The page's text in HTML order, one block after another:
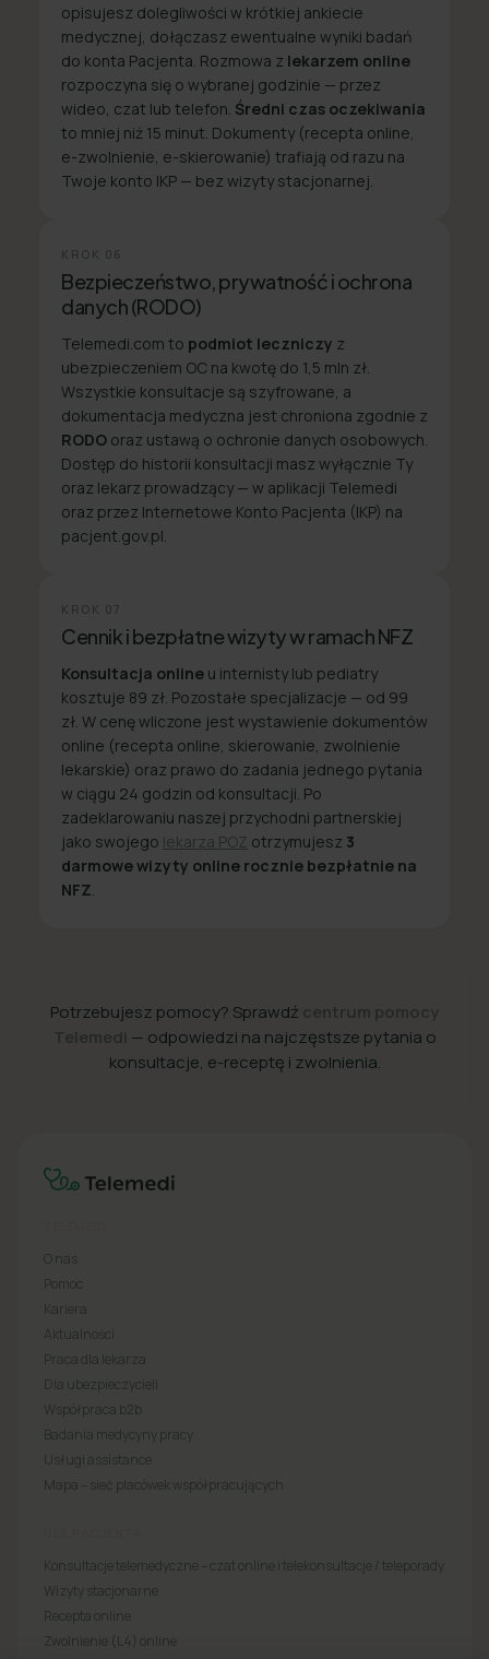
opisujesz dolegliwości w krótkiej ankiecie
medycznej, dołączasz ewentualne wyniki badań
do konta Pacjenta. Rozmowa z lekarzem online
rozpoczyna się o wybranej godzinie — przez
wideo, czat lub telefon. Średni czas oczekiwania
to mniej niż 15 minut. Dokumenty (recepta online,
e-zwolnienie, e-skierowanie) trafiają od razu na
Twoje konto IKP — bez wizyty stacjonarnej.
KROK 06
Bezpieczeństwo, prywatność i ochrona
danych (RODO)
Telemedi.com to podmiot leczniczy z
ubezpieczeniem OC na kwotę do 1,5 mln zł.
Wszystkie konsultacje są szyfrowane, a
dokumentacja medyczna jest chroniona zgodnie z
RODO oraz ustawą o ochronie danych osobowych.
Dostęp do historii konsultacji masz wyłącznie Ty
oraz lekarz prowadzący — w aplikacji Telemedi
oraz przez Internetowe Konto Pacjenta (IKP) na
pacjent.gov.pl.
KROK 07
Cennik i bezpłatne wizyty w ramach NFZ
Konsultacja online u internisty lub pediatry
kosztuje 89 zł. Pozostałe specjalizacje — od 99
zł. W cenę wliczone jest wystawienie dokumentów
online (recepta online, skierowanie, zwolnienie
lekarskie) oraz prawo do zadania jednego pytania
w ciągu 24 godzin od konsultacji. Po
zadeklarowaniu naszej przychodni partnerskiej
jako swojego lekarza POZ otrzymujesz 3
darmowe wizyty online rocznie bezpłatnie na
NFZ
Potrzebujesz pomocy? Sprawdź centrum pomocy
Telemedi — odpowiedzi na najczęstsze pytania o
konsultacje, e-receptę i zwolnienia.
O nas
Pomoc
Kariera
Aktualności
Praca dla lekarza
Dla ubezpieczycieli
Współpraca b2b
Badania medycyny pracy
Usługi assistance
Mapa – sieć placówek współpracujących
Konsultacje telemedyczne – czat online i telekonsultacje / teleporady
Wizyty stacjonarne
Recepta online
Zwolnienie (L4) online